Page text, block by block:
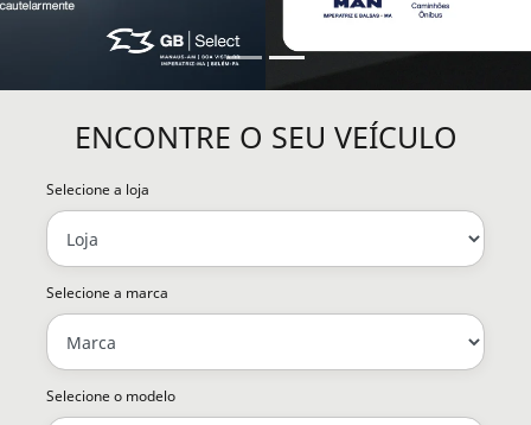
ENCONTRE O SEU VEÍCULO
Selecione a loja
Selecione a marca
Selecione o modelo